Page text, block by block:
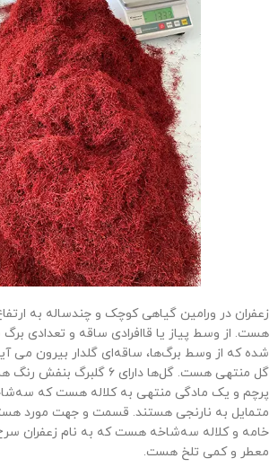
هست. از وسط پیاز یا قاافراد‌ی ساقه و تعدادی برگ
شده که از وسط برگ‌ها، ساقه‌ای گلدار بیرون‌ می
پرچم و یک مادگی منتهی به کلاله هست که
متمایل به نارنجی هستند. قسمت و جهت مورد
خامه و کلاله سه‌شاخه هست که به نام زعفران
معطر و کمی تلخ هست.